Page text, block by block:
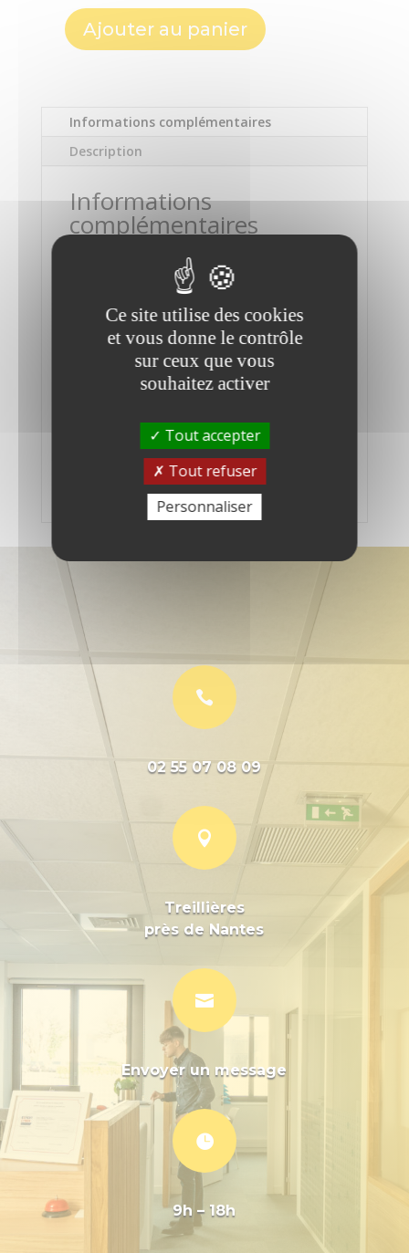
quantité
Wacom
Intuos
Ajouter au panier
Informations complémentaires
Description
Informations
complémentaires
USB-C et Bluetooth
Dimensions
269 x 170 x 8 mm
Surface active
Compatibilité
Windows et Mac

02 55 07 08 09

Treillières
près de Nantes

Envoyer un message

9h – 18h
Ce site utilise des cookies
et vous donne le contrôle
sur ceux que vous
souhaitez activer
Tout accepter
Tout refuser
Personnaliser